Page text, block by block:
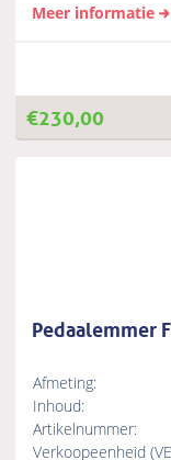
Meer informatie
€230,00
Pedaalemmer
Afmeting:
Inhoud:
Artikelnummer:
Verkoopeenheid